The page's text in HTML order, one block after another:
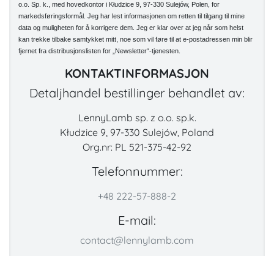
o.o. Sp. k., med hovedkontor i Kłudzice 9, 97-330 Sulejów, Polen, for
markedsføringsformål. Jeg har lest informasjonen om retten til tilgang til mine
data og muligheten for å korrigere dem. Jeg er klar over at jeg når som helst
kan trekke tilbake samtykket mitt, noe som vil føre til at e-postadressen min blir
fjernet fra distribusjonslisten for „Newsletter“-tjenesten.
KONTAKTINFORMASJON
Detaljhandel bestillinger behandlet av:
LennyLamb sp. z o.o. sp.k.
Kłudzice 9, 97-330 Sulejów, Poland
Org.nr: PL 521-375-42-92
Telefonnummer:
+48 222-57-888-2
E-mail:
contact@lennylamb.com